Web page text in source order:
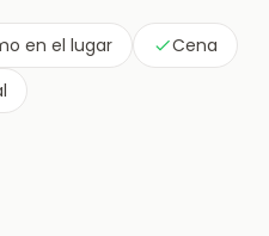
en el lugar
Cena